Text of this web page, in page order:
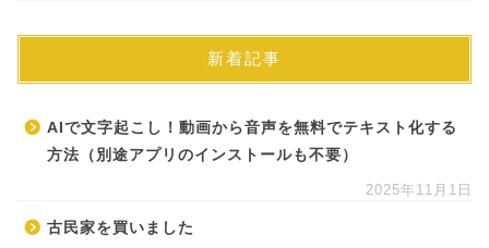
新着記事
AIで文字起こし！動画から音声を無料でテキスト化する
方法（別途アプリのインストールも不要）
2025年11月1日
古民家を買いました